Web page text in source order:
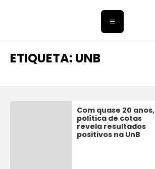
ETIQUETA: UNB
Com quase 20 anos,
política de cotas
revela resultados
positivos na UnB